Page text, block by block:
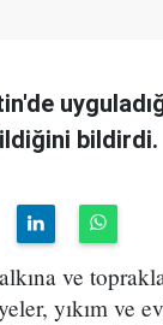
bildirdi.
ve
yıkım ve